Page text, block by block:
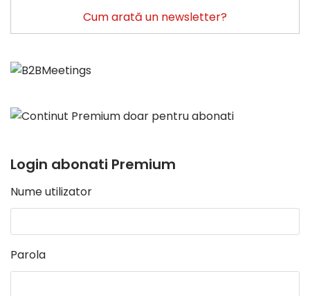
Cum arată un newsletter?
Login abonati Premium
Nume utilizator
Parola